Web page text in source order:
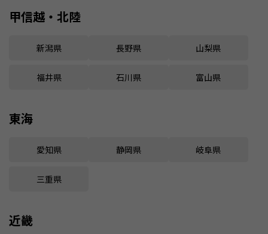
甲信越・北陸
新潟県 長野県 山梨県
福井県 石川県 富山県
東海
愛知県 静岡県 岐阜県
三重県
近畿